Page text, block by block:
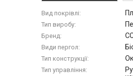
Вид покрівлі:
Тип виробу:
Бренд:
Види пергол:
Тип конструкції:
Тип управління: